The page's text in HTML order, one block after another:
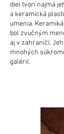
diel tvorí najmä
a keramická
umenia.
bol zvučným
aj v zahraničí.
mnohých
galérií.